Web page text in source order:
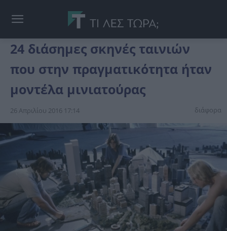
24 διάσημες σκηνές ταινιών
που στην πραγματικότητα ήταν
μοντέλα μινιατούρας
26 Απριλίου 2016 17:14 διάφορα